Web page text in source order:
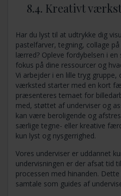
8.4. Kreativt
Har du lyst til at udtrykke dig
pastelfarver, tegning, collage
lærred? Opleve fordybelsen i en
fokus på dine ressourcer og
Vi arbejder i en lille tryg
værksted starter med en kort
præsenteres temaet for
med, støttet af underviser og
kan være beroligende og
særlige tegne- eller kreative
kun lyst og nysgerrighed.
Vores underviser er uddannet
undervisningen er der afsat tid
processen med hinanden.
samtale som guides af